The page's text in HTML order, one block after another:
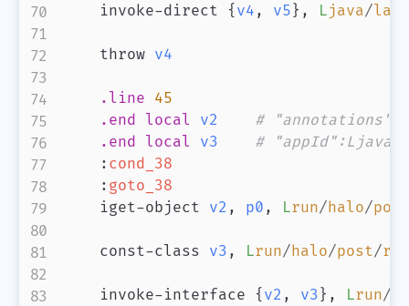
    invoke-direct
{ v4 , v5 } , Ljava/lang
    throw
v4
.line 45
.end local v2
#
.end local v3
#
: cond_38
: goto_38
    iget-object
v2 , p0 , Lrun/halo/post
    const-class
v3 , Lrun/halo/post/
    invoke-interface
{ v2 , v3 } , Lrun/